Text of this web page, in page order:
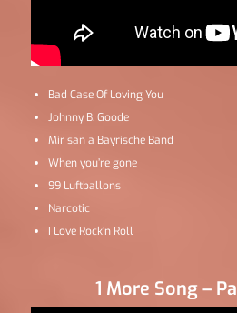
Bad Case Of Loving You
Johnny B. Goode
Mir san a Bayrische Band
When you’re gone
99 Luftballons
Narcotic
I Love Rock’n Roll
1 More Song –